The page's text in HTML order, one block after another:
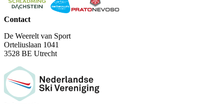
Contact
De Weerelt van Sport
Orteliuslaan 1041
3528 BE Utrecht